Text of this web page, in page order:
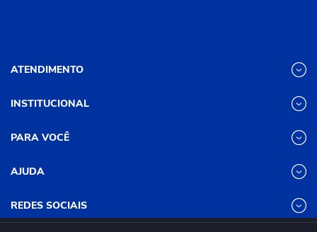
ATENDIMENTO
Segunda a Sexta das 8h às 17h30
Sábado das 8h às 12h
(31) 3611-8200 Loja Física
INSTITUCIONAL
Nossas Lojas
Programa de
Relacionamento
Trabalhe Conosco
PARA VOCÊ
Minha conta
Revistas
AJUDA
Dúvidas
REDES SOCIAIS